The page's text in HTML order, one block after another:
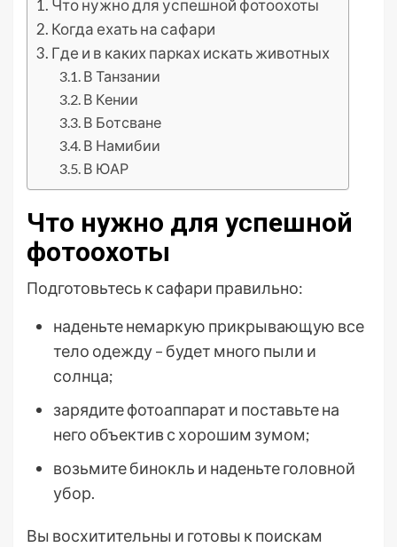
Что нужно для успешной фотоохоты
Когда ехать на сафари
Где и в каких парках искать животных
В Танзании
В Кении
В Ботсване
В Намибии
В ЮАР
Что нужно для успешной
фотоохоты
Подготовьтесь к сафари правильно:
наденьте немаркую прикрывающую все
тело одежду – будет много пыли и
солнца;
зарядите фотоаппарат и поставьте на
него объектив с хорошим зумом;
возьмите бинокль и наденьте головной
убор.
Вы восхитительны и готовы к поискам